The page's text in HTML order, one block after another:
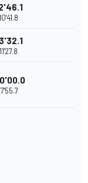
11'27.8